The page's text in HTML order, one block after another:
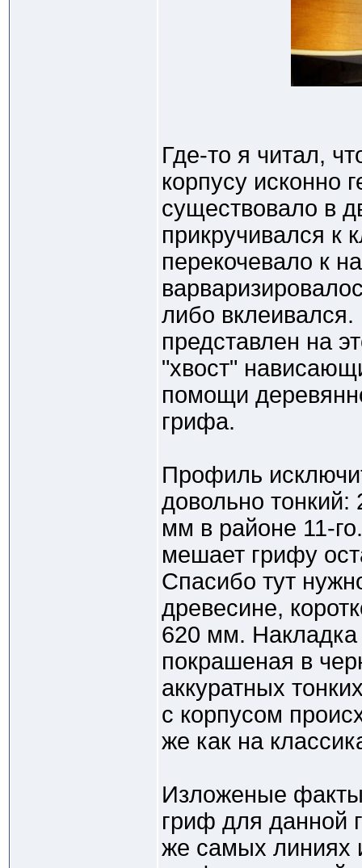
Где-то я читал,
корпусу исконно
существовало в
прикручивался к
перекочевало к
либо вклеивался.
представлен на
"хвост"
помощи
грифа.
Профиль
довольно
мм в районе 11-
мешает грифу
Спасибо тут
древесине,
620 мм. Накладка
покрашеная в
аккуратных
с корпусом
же как на
Изложеные
гриф для данной
же самых линиях